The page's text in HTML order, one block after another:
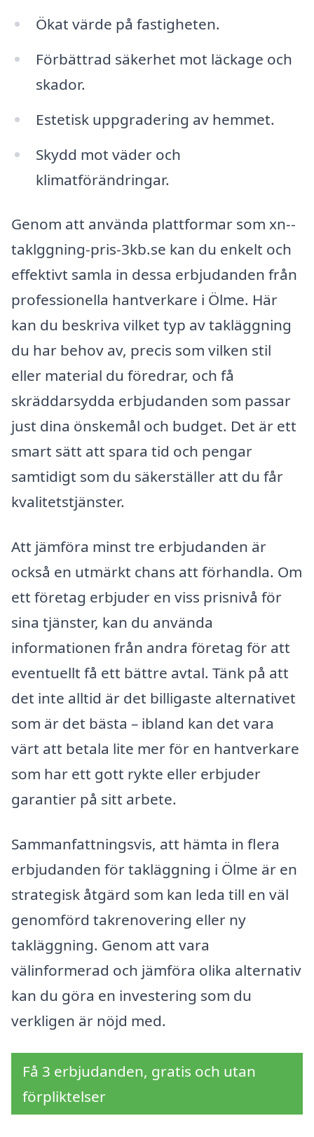
Ökat värde på fastigheten.
Förbättrad säkerhet mot läckage och
skador.
Estetisk uppgradering av hemmet.
Skydd mot väder och
klimatförändringar.
Genom att använda plattformar som xn--
taklggning-pris-3kb.se kan du enkelt och
effektivt samla in dessa erbjudanden från
professionella hantverkare i Ölme. Här
kan du beskriva vilket typ av takläggning
du har behov av, precis som vilken stil
eller material du föredrar, och få
skräddarsydda erbjudanden som passar
just dina önskemål och budget. Det är ett
smart sätt att spara tid och pengar
samtidigt som du säkerställer att du får
kvalitetstjänster.
Att jämföra minst tre erbjudanden är
också en utmärkt chans att förhandla. Om
ett företag erbjuder en viss prisnivå för
sina tjänster, kan du använda
informationen från andra företag för att
eventuellt få ett bättre avtal. Tänk på att
det inte alltid är det billigaste alternativet
som är det bästa – ibland kan det vara
värt att betala lite mer för en hantverkare
som har ett gott rykte eller erbjuder
garantier på sitt arbete.
Sammanfattningsvis, att hämta in flera
erbjudanden för takläggning i Ölme är en
strategisk åtgärd som kan leda till en väl
genomförd takrenovering eller ny
takläggning. Genom att vara
välinformerad och jämföra olika alternativ
kan du göra en investering som du
verkligen är nöjd med.
Få 3 erbjudanden, gratis och utan
förpliktelser